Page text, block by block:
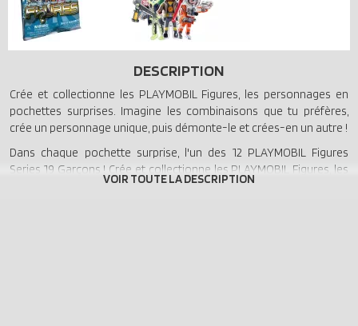
DESCRIPTION
Crée et collectionne les PLAYMOBIL Figures, les personnages en
pochettes surprises. Imagine les combinaisons que tu préfères,
crée un personnage unique, puis démonte-le et crées-en un autre !
Dans chaque pochette surprise, l'un des 12 PLAYMOBIL Figures
Series 19 Garçons ! Crée et collectionne les PLAYMOBIL Figures, les
personnages en pochettes surprises. Imagine les combinaisons